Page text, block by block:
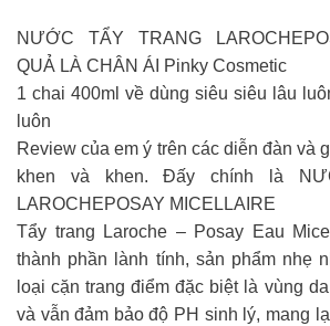
NƯỚC TẨY TRANG
QUẢ LÀ CHÂN ÁI Pinky Cosmetic
1 chai 400ml về dùng siêu siêu lâu
luôn
Review của em ý trên các diễn đàn và
khen và khen. Đấy chính là
LAROCHEPOSAY MICELLAIRE
Tẩy trang Laroche – Posay Eau
thành phần lành tính, sản phẩm nhẹ
loại cặn trang điểm đặc biệt là vùng
và vẫn đảm bảo độ PH sinh lý, mang